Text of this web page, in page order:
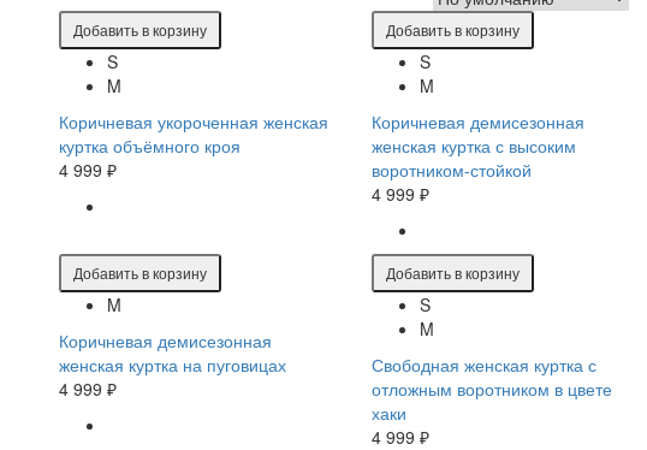
Добавить в корзину
S
M
Коричневая укороченная женская
куртка объёмного кроя
4 999 ₽
Добавить в корзину
S
M
Коричневая демисезонная
женская куртка с высоким
воротником-стойкой
4 999 ₽
Добавить в корзину
M
Коричневая демисезонная
женская куртка на пуговицах
4 999 ₽
Добавить в корзину
S
M
Свободная женская куртка с
отложным воротником в цвете
хаки
4 999 ₽